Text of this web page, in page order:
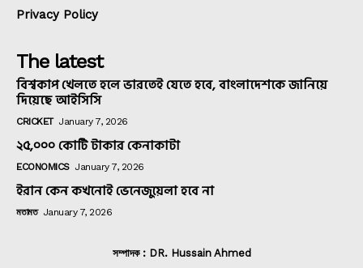
Privacy Policy
The latest
বিশ্বকাপ খেলতে হলে ভারতেই যেতে হবে, বাংলাদেশকে জানিয়ে
দিয়েছে আইসিসি
CRICKET January 7, 2026
২৫,০০০ কোটি টাকার কেনাকাটা
ECONOMICS January 7, 2026
ইরান কেন কখনোই ভেনেজুয়েলা হবে না
মতামত January 7, 2026
সম্পাদক : DR. Hussain Ahmed